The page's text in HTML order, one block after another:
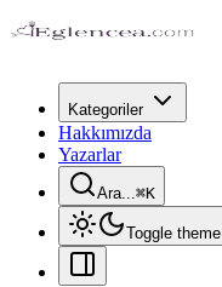
Kategoriler
Hakkımızda
Yazarlar
Ara...⌘K
Toggle theme